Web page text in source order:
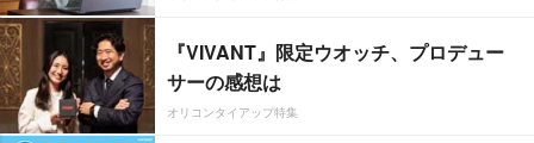
『VIVANT』限定ウオッチ、プロデュー
サーの感想は
オリコンタイアップ特集